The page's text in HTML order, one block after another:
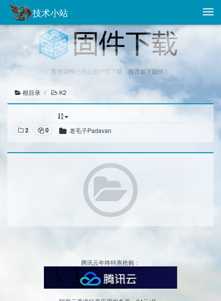
技术小站
官改固件已停止维护和下载，推荐如下固件！
根目录 K2
2 0 老毛子Padavan
腾讯云年终特惠抢购：